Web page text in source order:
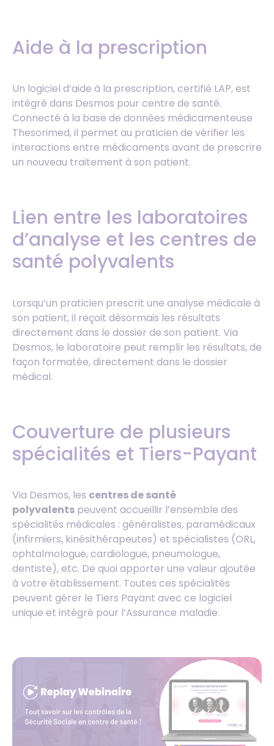
Aide à la prescription
Un logiciel d’aide à la prescription, certifié LAP, est
intégré dans Desmos pour centre de santé.
Connecté à la base de données médicamenteuse
Thesorimed, il permet au praticien de vérifier les
interactions entre médicaments avant de prescrire
un nouveau traitement à son patient.
Lien entre les laboratoires
d’analyse et les centres de
santé polyvalents
Lorsqu’un praticien prescrit une analyse médicale à
son patient, il reçoit désormais les résultats
directement dans le dossier de son patient. Via
Desmos, le laboratoire peut remplir les résultats, de
façon formatée, directement dans le dossier
médical.
Couverture de plusieurs
spécialités et Tiers-Payant
Via Desmos, les centres de santé
polyvalents peuvent accueillir l’ensemble des
spécialités médicales : généralistes, paramédicaux
(infirmiers, kinésithérapeutes) et spécialistes (ORL,
ophtalmologue, cardiologue, pneumologue,
dentiste), etc. De quoi apporter une valeur ajoutée
à votre établissement. Toutes ces spécialités
peuvent gérer le Tiers Payant avec ce logiciel
unique et intégré pour l’Assurance maladie.